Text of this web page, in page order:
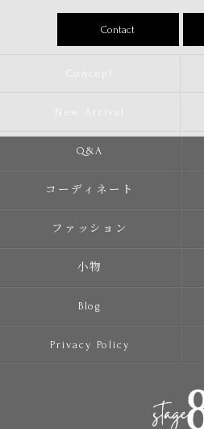
Contact
Concept
New Arrival
Q&A
コーディネート
ファッション
小物
Blog
Privacy Policy